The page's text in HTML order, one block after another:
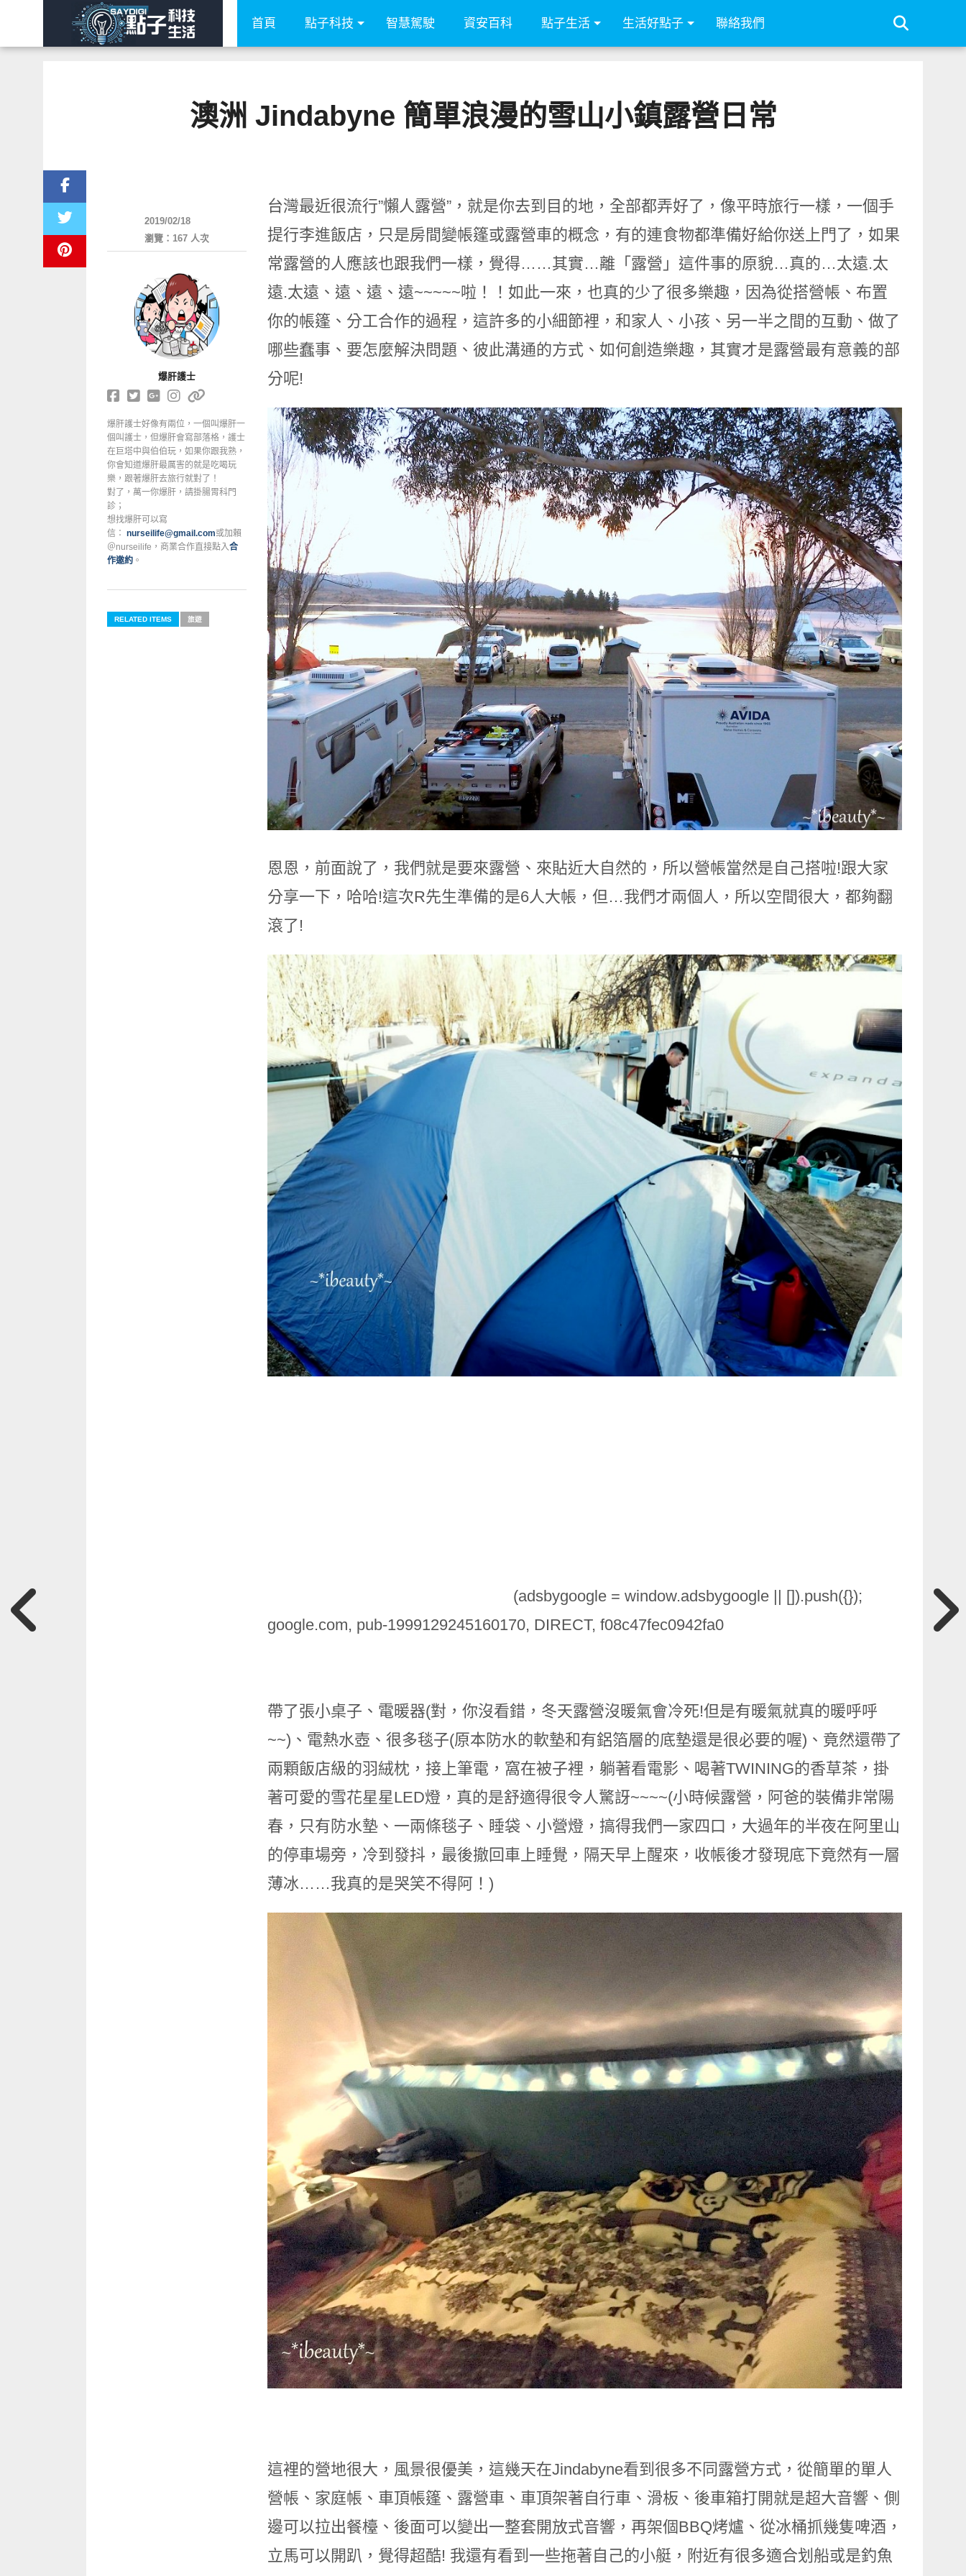
首頁 點子科技 智慧駕駛 資安百科 點子生活 生活好點子 聯絡我們
澳洲 Jindabyne 簡單浪漫的雪山小鎮露營日常
台灣最近很流行”懶人露營”，就是你去到目的地，全部都弄好了，像平時旅行一樣，一個手
提行李進飯店，只是房間變帳篷或露營車的概念，有的連食物都準備好給你送上門了，如果
常露營的人應該也跟我們一樣，覺得……其實…離「露營」這件事的原貌…真的…太遠.太
遠.太遠、遠、遠、遠~~~~~啦！！如此一來，也真的少了很多樂趣，因為從搭營帳、布置
你的帳篷、分工合作的過程，這許多的小細節裡，和家人、小孩、另一半之間的互動、做了
哪些蠢事、要怎麼解決問題、彼此溝通的方式、如何創造樂趣，其實才是露營最有意義的部
分呢!
恩恩，前面說了，我們就是要來露營、來貼近大自然的，所以營帳當然是自己搭啦!跟大家
分享一下，哈哈!這次R先生準備的是6人大帳，但…我們才兩個人，所以空間很大，都夠翻
滾了!
(adsbygoogle = window.adsbygoogle || []).push({});
google.com, pub-1999129245160170, DIRECT, f08c47fec0942fa0
帶了張小桌子、電暖器(對，你沒看錯，冬天露營沒暖氣會冷死!但是有暖氣就真的暖呼呼
~~)、電熱水壺、很多毯子(原本防水的軟墊和有鋁箔層的底墊還是很必要的喔)、竟然還帶了
兩顆飯店級的羽絨枕，接上筆電，窩在被子裡，躺著看電影、喝著TWINING的香草茶，掛
著可愛的雪花星星LED燈，真的是舒適得很令人驚訝~~~~(小時候露營，阿爸的裝備非常陽
春，只有防水墊、一兩條毯子、睡袋、小營燈，搞得我們一家四口，大過年的半夜在阿里山
的停車場旁，冷到發抖，最後撤回車上睡覺，隔天早上醒來，收帳後才發現底下竟然有一層
薄冰……我真的是哭笑不得阿！)
這裡的營地很大，風景很優美，這幾天在Jindabyne看到很多不同露營方式，從簡單的單人
營帳、家庭帳、車頂帳篷、露營車、車頂架著自行車、滑板、後車箱打開就是超大音響、側
邊可以拉出餐檯、後面可以變出一整套開放式音響，再架個BBQ烤爐、從冰桶抓幾隻啤酒，
立馬可以開趴，覺得超酷! 我還有看到一些拖著自己的小艇，附近有很多適合划船或是釣魚
2019/02/18
瀏覽：167 人次
爆肝護士
爆肝護士好像有兩位，一個叫爆肝一
個叫護士，但爆肝會寫部落格，護士
在巨塔中與伯伯玩，如果你跟我熟，
你會知道爆肝最厲害的就是吃喝玩
樂，跟著爆肝去旅行就對了！
對了，萬一你爆肝，請掛腸胃科門
診；
想找爆肝可以寫
信：nurseilife@gmail.com或加賴
＠nurseilife，商業合作直接點入合
作邀約 。
RELATED ITEMS 旅遊